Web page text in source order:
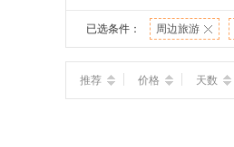
已选条件： 周边旅游
推荐 价格 天数